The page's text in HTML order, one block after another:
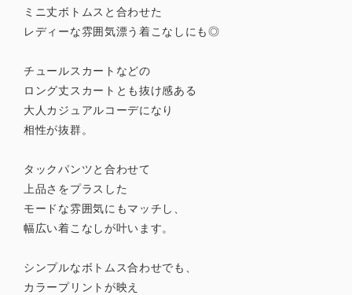
ミニ丈ボトムスと合わせた
レディーな雰囲気漂う着こなしにも◎
チュールスカートなどの
ロング丈スカートとも抜け感ある
大人カジュアルコーデになり
相性が抜群。
タックパンツと合わせて
上品さをプラスした
モードな雰囲気にもマッチし、
幅広い着こなしが叶います。
シンプルなボトムス合わせでも、
カラープリントが映え